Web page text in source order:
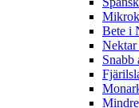
Bete i
Nektar
Snabb